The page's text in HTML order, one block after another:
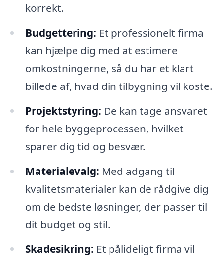
korrekt.
Budgettering: Et professionelt firma
kan hjælpe dig med at estimere
omkostningerne, så du har et klart
billede af, hvad din tilbygning vil koste.
Projektstyring: De kan tage ansvaret
for hele byggeprocessen, hvilket
sparer dig tid og besvær.
Materialevalg: Med adgang til
kvalitetsmaterialer kan de rådgive dig
om de bedste løsninger, der passer til
dit budget og stil.
Skadesikring: Et pålideligt firma vil